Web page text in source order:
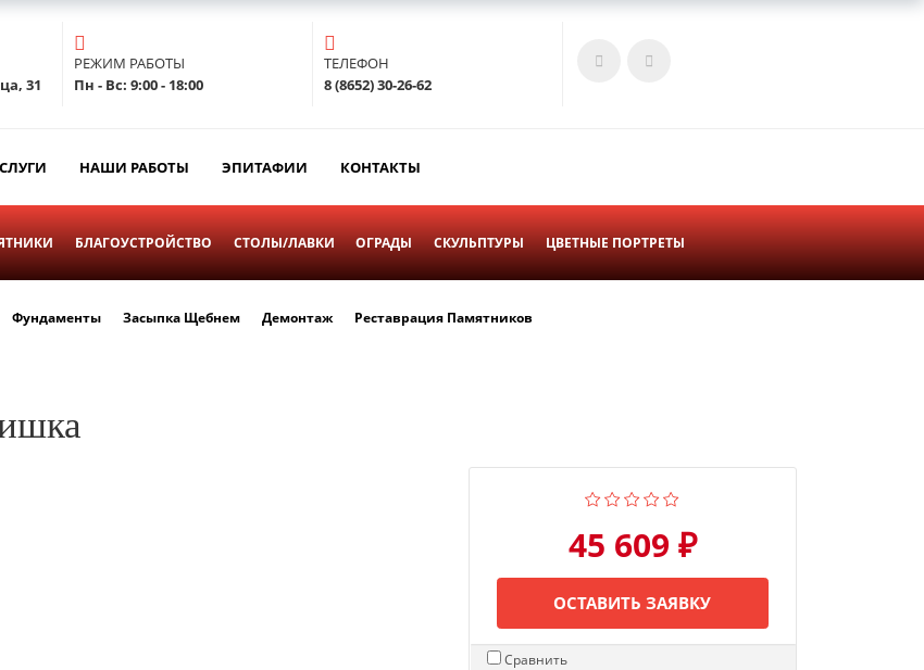
31
РЕЖИМ РАБОТЫ
Пн - Вс: 9:00 - 18:00
ТЕЛЕФОН
8 (8652) 30-26-62
НАШИ РАБОТЫ ЭПИТАФИИ КОНТАКТЫ
БЛАГОУСТРОЙСТВО СТОЛЫ/ЛАВКИ ОГРАДЫ СКУЛЬПТУРЫ ЦВЕТНЫЕ ПОРТРЕТЫ
Фундаменты Засыпка Щебнем Демонтаж Реставрация Памятников
45 609 ₽
ОСТАВИТЬ ЗАЯВКУ
Сравнить